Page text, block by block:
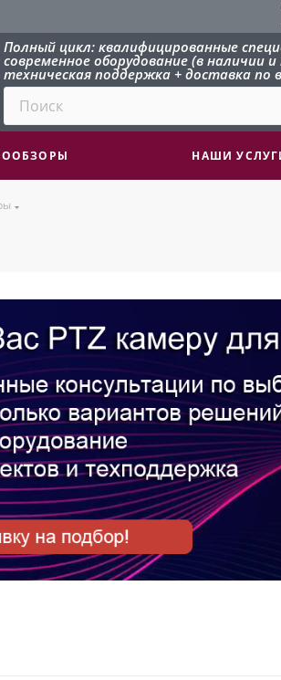
Полный цикл: квалифицированные
современное оборудование (в наличии и
техническая поддержка + доставка по
НАШИ